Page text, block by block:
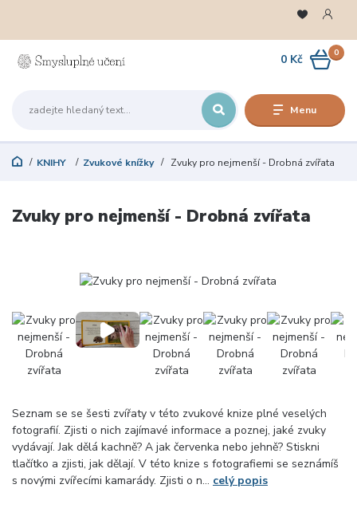
Menu
0
0 Kč
KNIHY Zvukové knížky Zvuky pro nejmenší - Drobná zvířata
Zvuky pro nejmenší - Drobná zvířata
Seznam se se šesti zvířaty v této zvukové knize plné veselých
fotografií. Zjisti o nich zajímavé informace a poznej, jaké zvuky
vydávají. Jak dělá kachně? A jak červenka nebo jehně? Stiskni
tlačítko a zjisti, jak dělají. V této knize s fotografiemi se seznámíš
s novými zvířecími kamarády. Zjisti o n... celý popis